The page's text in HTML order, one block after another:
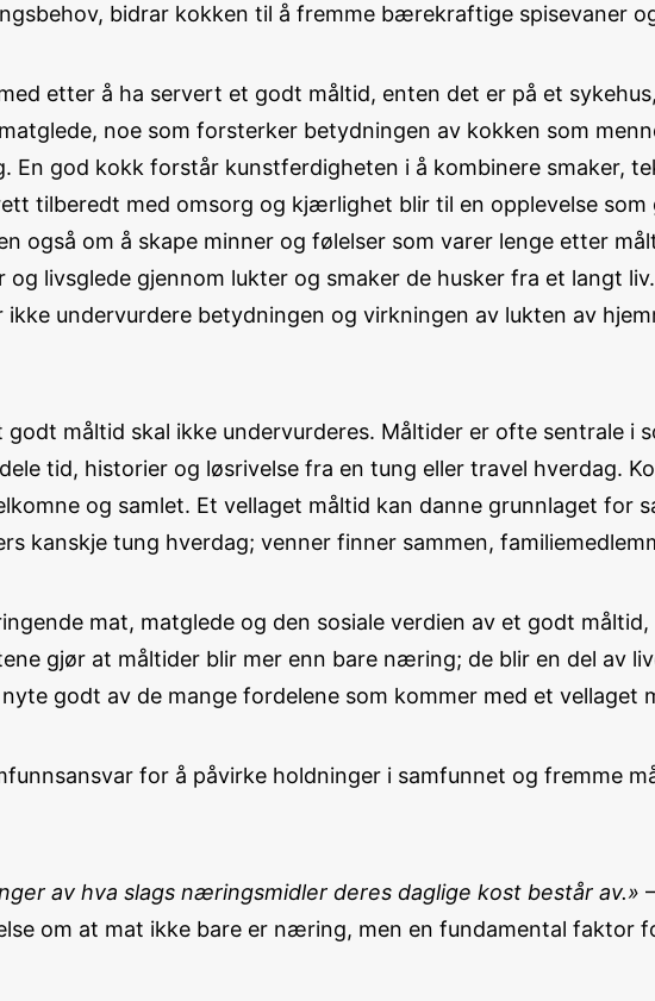
bidrar kokken til å fremme bærekraftige spisevaner
etter å ha servert et godt måltid, enten det er på et
noe som forsterker betydningen av kokken som
En god kokk forstår kunstferdigheten i å kombinere smaker,
tilberedt med omsorg og kjærlighet blir til en opplevelse
også om å skape minner og følelser som varer lenge etter
og livsglede gjennom lukter og smaker de husker fra et langt
undervurdere betydningen og virkningen av lukten av
godt måltid skal ikke undervurderes. Måltider er ofte sentrale i
tid, historier og løsrivelse fra en tung eller travel hverdag.
og samlet. Et vellaget måltid kan danne grunnlaget for
kanskje tung hverdag; venner finner sammen,
mat, matglede og den sosiale verdien av et godt
gjør at måltider blir mer enn bare næring; de blir en del av
godt av de mange fordelene som kommer med et vellaget
for å påvirke holdninger i samfunnet og fremme
av hva slags næringsmidler deres daglige kost består av.»
om at mat ikke bare er næring, men en fundamental faktor